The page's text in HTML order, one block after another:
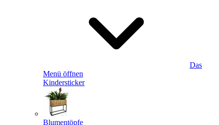
Das
Menü öffnen
Kindersticker
Blumentöpfe